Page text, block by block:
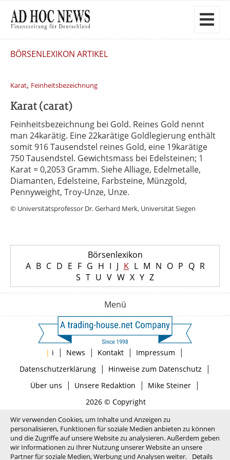
BÖRSENLEXIKON ARTIKEL
Karat, Feinheitsbezeichnung
Karat (carat)
Feinheitsbezeichnung bei Gold. Reines Gold nennt
man 24karätig. Eine 22karätige Goldlegierung enthält
somit 916 Tausendstel reines Gold, eine 19karätige
750 Tausendstel. Gewichtsmass bei Edelsteinen; 1
Karat = 0,2053 Gramm. Siehe Alliage, Edelmetalle,
Diamanten, Edelsteine, Farbsteine, Münzgold,
Pennyweight, Troy-Unze, Unze.
© Universitätsprofessor Dr. Gerhard Merk, Universität Siegen
Börsenlexikon
A B C D E F G H I J K L M N O P Q R
S T U V W X Y Z
Menü
| i | News | Kontakt | Impressum |
Datenschutzerklärung| Hinweise zum Datenschutz |
Über uns | Unsere Redaktion | Mike Steiner|
2026 © Copyright
Wir verwenden Cookies, um Inhalte und Anzeigen zu
personalisieren, Funktionen für soziale Medien anbieten zu können
und die Zugriffe auf unsere Website zu analysieren. Außerdem geben
wir Informationen zu Ihrer Nutzung unserer Website an unsere
Partner für soziale Medien, Werbung und Analysen weiter.
Details